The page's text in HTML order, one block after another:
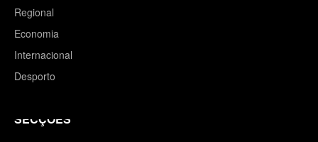
Regional
Economia
Internacional
Desporto
SECÇÕES